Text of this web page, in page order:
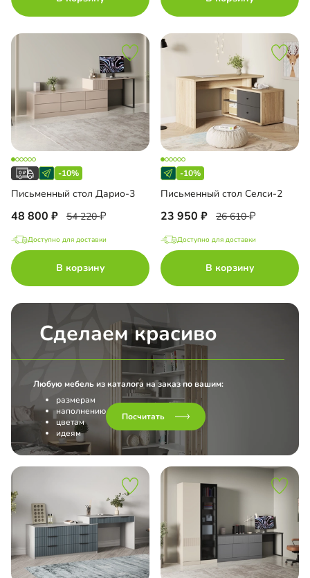
-10%
Письменный стол Дарио-3
48 800 54 220
Доступно для доставки
В корзину
-10%
Письменный стол Селси-2
23 950 26 610
Доступно для доставки
В корзину
Сделаем красиво
Любую мебель из каталога на заказ по вашим:
размерам
наполнению
цветам
идеям
Посчитать